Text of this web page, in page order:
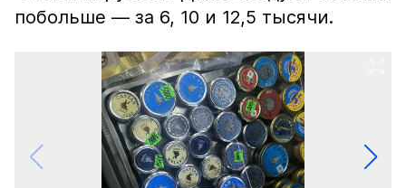
побольше — за 6, 10 и 12,5 тысячи.